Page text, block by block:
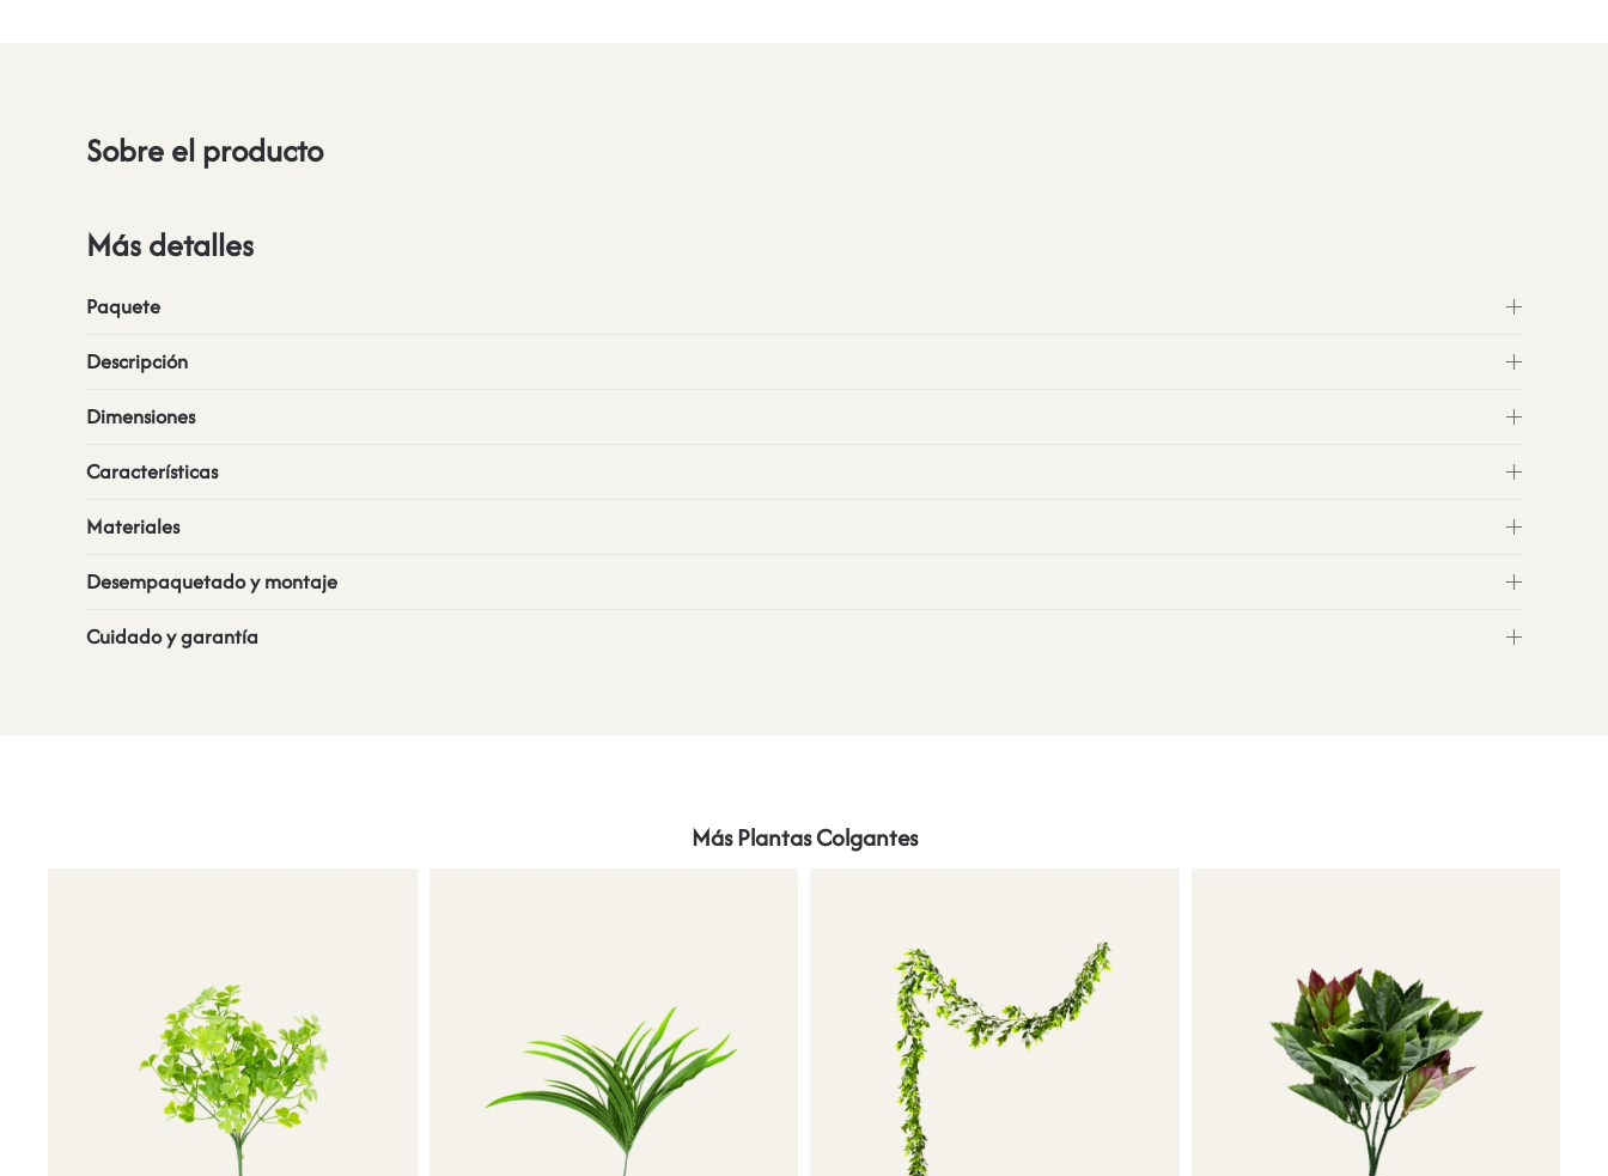
Sobre el producto
Más detalles
Paquete
Descripción
Dimensiones
Características
Materiales
Desempaquetado y montaje
Cuidado y garantía
Más Plantas Colgantes